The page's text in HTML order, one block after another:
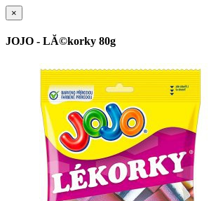
×
JOJO - LĂ©korky 80g